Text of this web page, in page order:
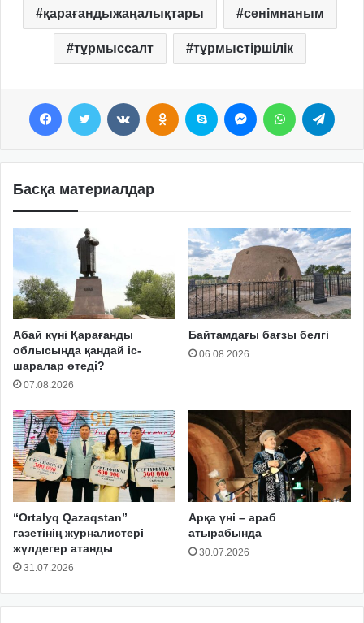
қарағандыжаңалықтары сенімнаным
тұрмыссалт тұрмыстіршілік
Басқа материалдар
Абай күні Қарағанды
облысында қандай іс-
шаралар өтеді?
07.08.2026
Байтамдағы бағзы белгі
06.08.2026
“Ortalyq Qazaqstan”
газетінің журналистері
жүлдегер атанды
31.07.2026
Арқа үні – араб
атырабында
30.07.2026